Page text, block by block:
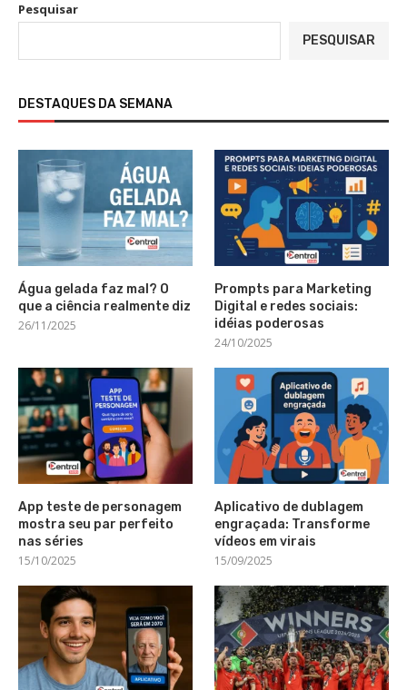
Pesquisar
PESQUISAR
DESTAQUES DA SEMANA
Água gelada faz mal? O
que a ciência realmente diz
26/11/2025
Prompts para Marketing
Digital e redes sociais:
idéias poderosas
24/10/2025
App teste de personagem
mostra seu par perfeito
nas séries
15/10/2025
Aplicativo de dublagem
engraçada: Transforme
vídeos em virais
15/09/2025